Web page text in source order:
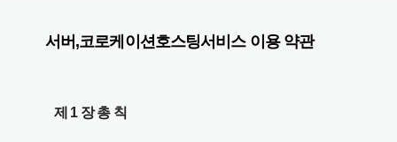
서버,코로케이션호스팅서비스 이용 약관
제 1 장 총 칙